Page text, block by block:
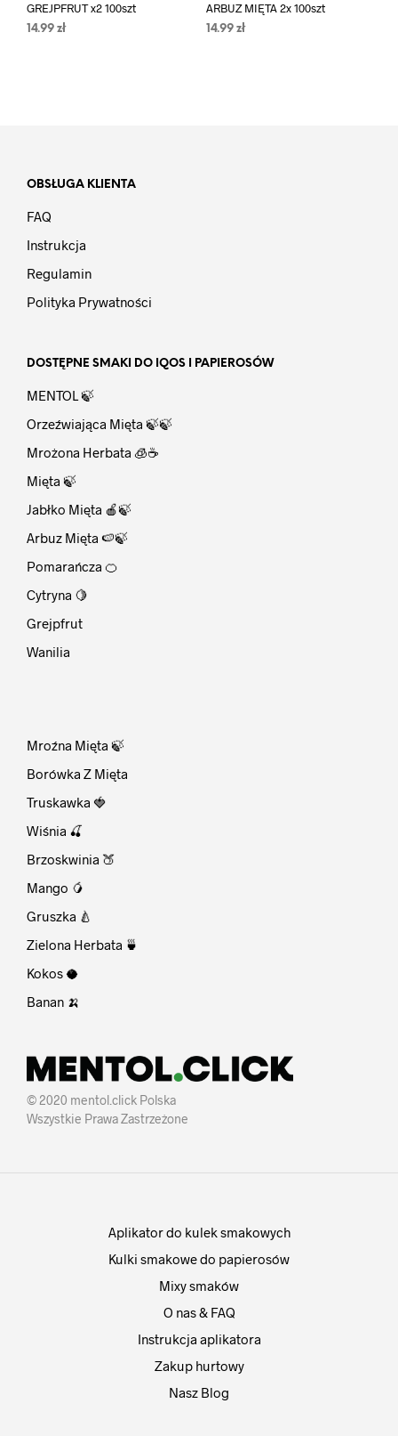
GREJPFRUT x2 100szt
14.99 zł
ARBUZ MIĘTA 2x 100szt
14.99 zł
OBSŁUGA KLIENTA
FAQ
Instrukcja
Regulamin
Polityka Prywatności
DOSTĘPNE SMAKI DO IQOS I PAPIEROSÓW
MENTOL 🍃
Orzeźwiająca Mięta 🍃🍃
Mrożona Herbata 🧊☕
Mięta 🍃
Jabłko Mięta 🍎🍃
Arbuz Mięta 🍉🍃
Pomarańcza 🍊
Cytryna 🍋
Grejpfrut
Wanilia
Mroźna Mięta 🍃
Borówka Z Mięta
Truskawka 🍓
Wiśnia 🍒
Brzoskwinia 🍑
Mango 🥭
Gruszka 🍐
Zielona Herbata 🍵
Kokos 🥥
Banan 🍌
© 2020 mentol.click Polska
Wszystkie Prawa Zastrzeżone
Aplikator do kulek smakowych
Kulki smakowe do papierosów
Mixy smaków
O nas & FAQ
Instrukcja aplikatora
Zakup hurtowy
Nasz Blog